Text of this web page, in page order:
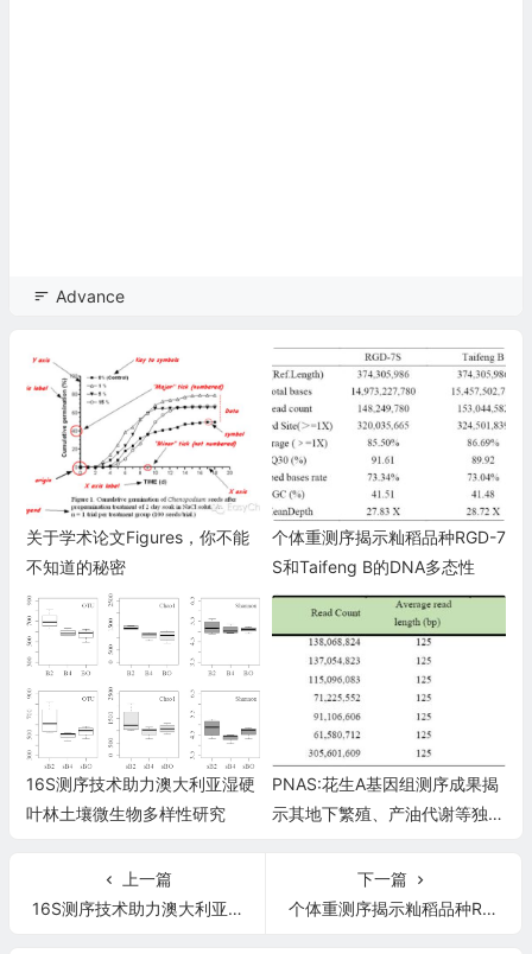
Advance
关于学术论文Figures，你不能
不知道的秘密
个体重测序揭示籼稻品种RGD-7
S和Taifeng B的DNA多态性
16S测序技术助力澳大利亚湿硬
叶林土壤微生物多样性研究
PNAS:花生A基因组测序成果揭
示其地下繁殖、产油代谢等独特
上一篇
16S测序技术助力澳大利亚湿硬叶林土壤微生物多样性研究
下一篇
个体重测序揭示籼稻品种RGD-7S和Taifeng B的DNA多态性